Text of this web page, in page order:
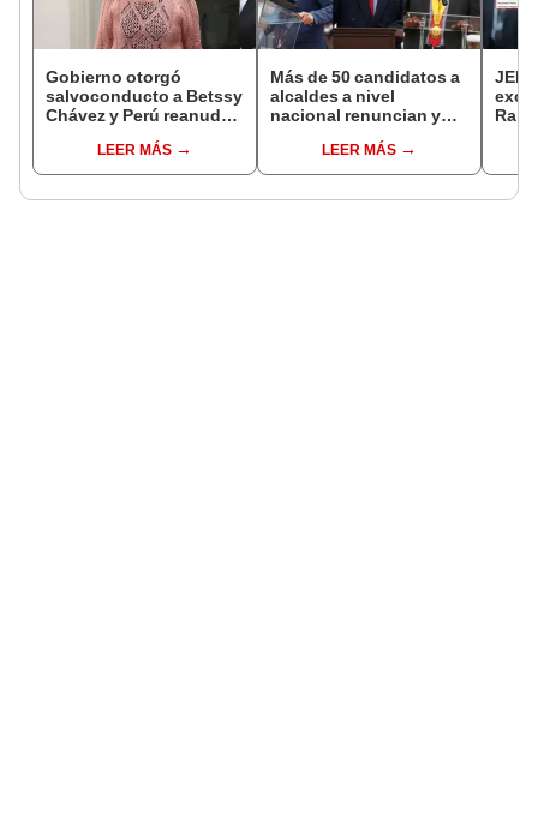
Gobierno otorgó
salvoconducto a Betssy
Chávez y Perú reanuda
con MéxicoLEER MÁS
Más de 50 candidatos a
alcaldes a nivel
nacional renuncian y
encubiertaLEER MÁS
JEE